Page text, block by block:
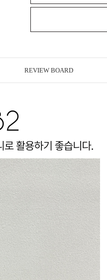
REVIEW BOARD